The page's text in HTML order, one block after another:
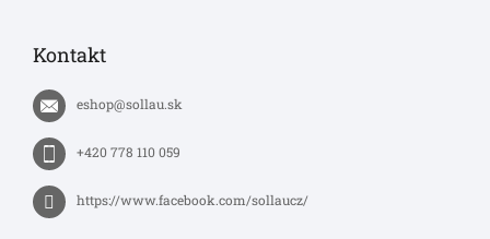
Kontakt
eshop@sollau.sk
+420 778 110 059
https://www.facebook.com/sollaucz/